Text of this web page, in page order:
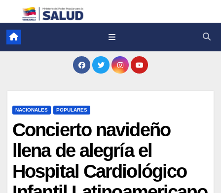
NACIONALES POPULARES
Concierto navideño
llena de alegría el
Hospital Cardiológico